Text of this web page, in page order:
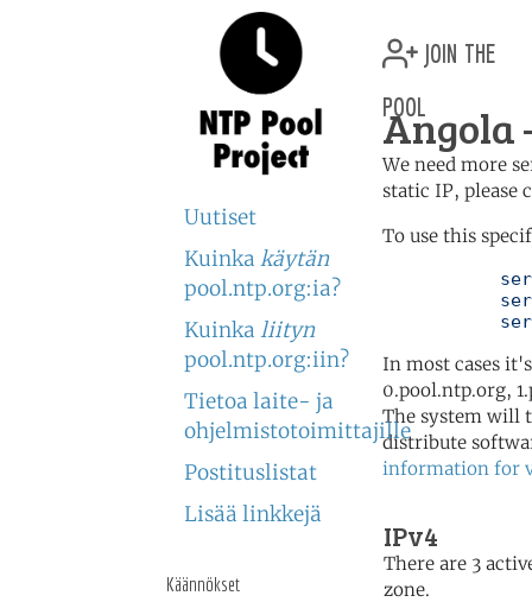
Uutiset
Kuinka käytän
pool.ntp.org:ia?
Kuinka liityn
pool.ntp.org:iin?
Tietoa laite- ja
ohjelmistotoimittajille
Postituslistat
Lisää linkkejä
Käännökset
join the
pool
Angola
We need more
static IP, please
To use this
In most cases
0.pool.ntp.org,
The system will
distribute
information for
IPv4
There are 3
zone.